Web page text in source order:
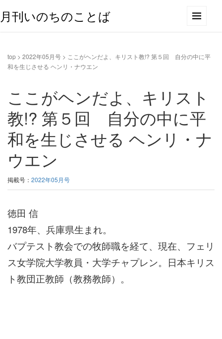
月刊いのちのことば
top > 2022年05月号 > ここがヘンだよ、キリスト教!? 第５回 自分の中に平
和を生じさせる ヘンリ・ナウエン
ここがヘンだよ、キリスト
教!? 第５回 自分の中に平
和を生じさせる ヘンリ・ナ
ウエン
掲載号： 2022年05月号
徳田 信
1978年、兵庫県生まれ。
バプテスト教会での牧師職を経て、現在、フェリ
ス女学院大学教員・大学チャプレン。日本キリス
ト教団正教師（教務教師）。